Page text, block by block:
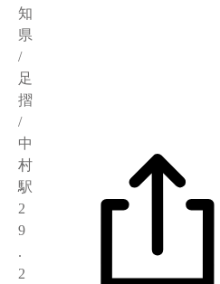
知
県
/
足
摺
/
中
村
駅
2
9
.
2